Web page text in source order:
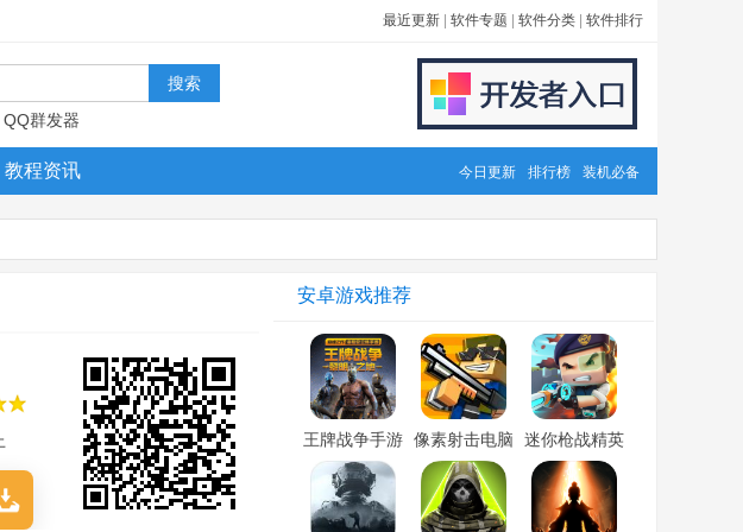
最近更新 软件专题 软件分类 软件排行
QQ群发器
教程资讯 今日更新 排行榜 装机必备
安卓游戏推荐
王牌战争手游
电脑版「含模
拟器」
像素射击电脑
版「含模拟
器」
迷你枪战精英
电脑版「含模
拟器」